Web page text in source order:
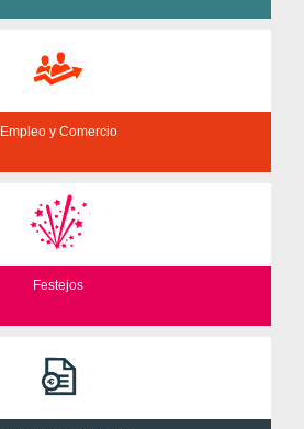
Empleo y Comercio
Festejos